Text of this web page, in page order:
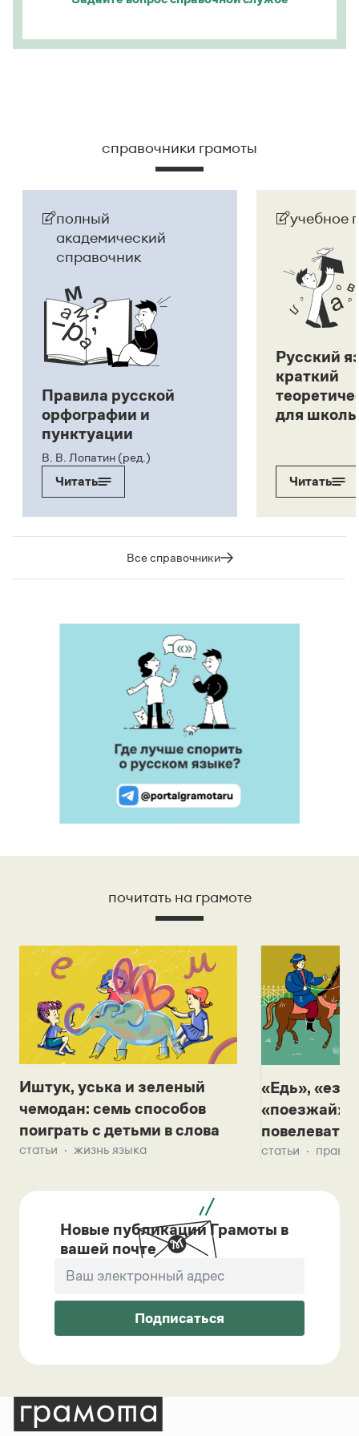
справочники грамоты
полный
академический
справочник
Правила русской
орфографии и
пунктуации
В. В. Лопатин (ред.)
Читать
учебное
Русский
краткий
для
Читать
Все справочники
почитать на грамоте
Иштук, уська и зеленый
чемодан: семь способов
поиграть с детьми в слова
статьи жизнь языка
«Едь»,
«поезжай»?
повелевать
статьи
Новые публикации Грамоты в
вашей почте
Подписаться